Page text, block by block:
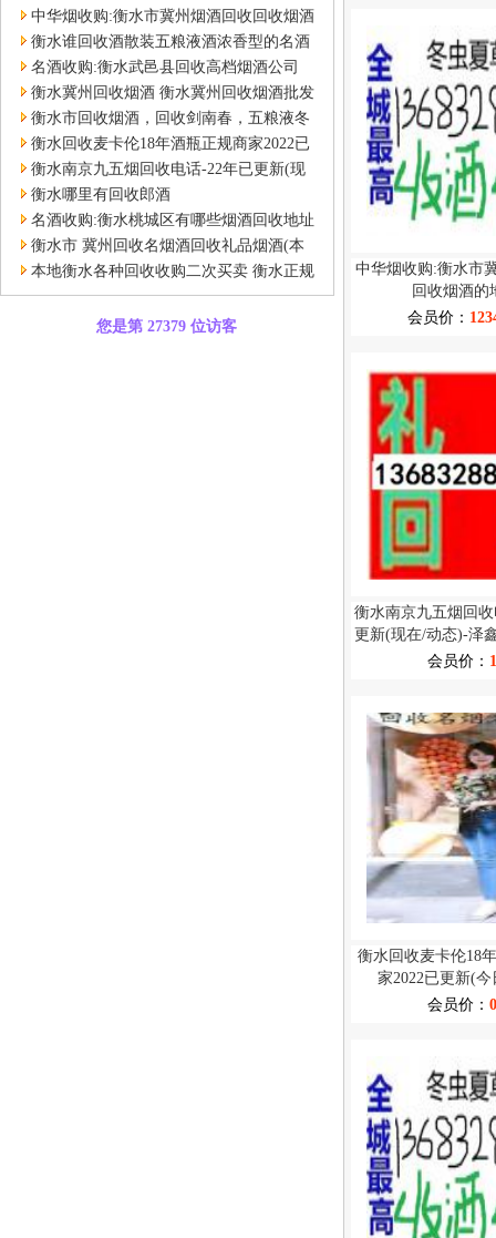
梦6中华烟收购:衡水市冀州烟酒回收回收烟酒
的地方
衡水谁回收酒散装五粮液酒浓香型的名酒
礼品店
名酒收购:衡水武邑县回收高档烟酒公司
{价格}2022已更新
衡水冀州回收烟酒 衡水冀州回收烟酒批发
价格、市场报价
衡水市回收烟酒，回收剑南春，五粮液冬
虫夏草国窖酒
衡水回收麦卡伦18年酒瓶正规商家2022已
更新(今日/回收)-
衡水南京九五烟回收电话-22年已更新(现
在/动态)-泽鑫名酒礼品回收
衡水哪里有回收郎酒
名酒收购:衡水桃城区有哪些烟酒回收地址
位置地方{本地回收地点}
衡水市 冀州回收名烟酒回收礼品烟酒(本
地/报价)
本地衡水各种回收收购二次买卖 衡水正规
二手回收烟酒店交易
您是第 27379 位访客
中华烟收购:衡水市
回收烟酒的
会员价：
衡水南京九五烟回
更新(现在/动态)-泽
收
会员价：
衡水回收麦卡伦18
家2022已更新(
会员价：